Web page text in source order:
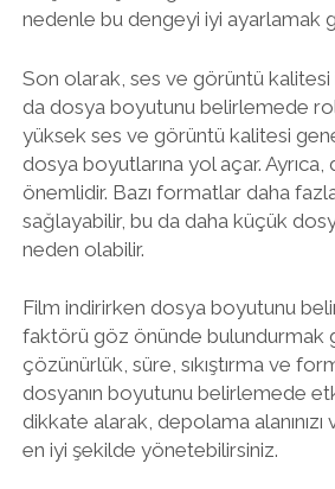
nedenle bu dengeyi iyi ayarlamak
Son olarak, ses ve görüntü kalitesi
da dosya boyutunu belirlemede
yüksek ses ve görüntü kalitesi
dosya boyutlarına yol açar.
önemlidir. Bazı formatlar daha fazla
sağlayabilir, bu da daha küçük
neden olabilir.
Film indirirken dosya boyutunu
faktörü göz önünde bulundurmak
çözünürlük, süre, sıkıştırma ve
dosyanın boyutunu belirlemede
dikkate alarak, depolama alanınızı
en iyi şekilde yönetebilirsiniz.